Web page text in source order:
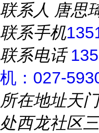
联系人 唐思
联系手机
联系电话
机：027-
所在地址天
处西龙社区